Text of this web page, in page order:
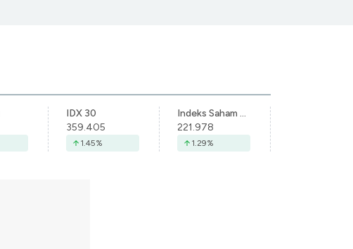
IDX 30
359.405
1.45%
Indeks Saham Syariah Indonesia
221.978
1.29%